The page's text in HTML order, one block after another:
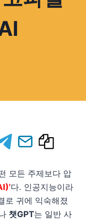
모든 주제보다 압
다. 인공지능이라
로 귀에 익숙해졌
챗GPT는 일반 사